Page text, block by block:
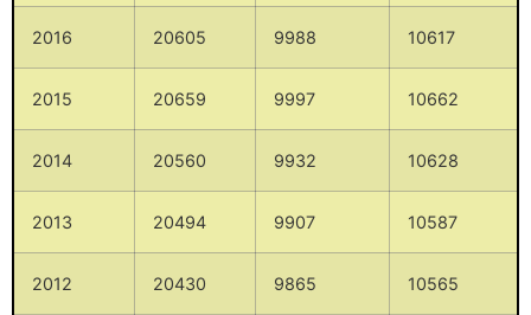
2016 20605 9988 10617
2015 20659 9997 10662
2014 20560 9932 10628
2013 20494 9907 10587
2012 20430 9865 10565